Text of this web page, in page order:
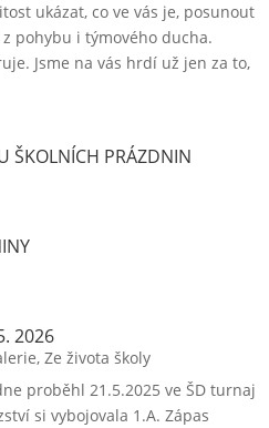
ukázat, co ve vás je, posunout
pohybu i týmového ducha.
Jsme na vás hrdí už jen za to,
ŠKOLNÍCH PRÁZDNIN
2026
,Ze života školy
proběhl 21.5.2025 ve ŠD turnaj
si vybojovala 1.A. Zápas